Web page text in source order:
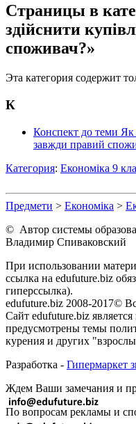
Страницы в
здійснити
споживач?»
Эта категория содержит
К
Конспект до теми Як
завжди правий
Категория: Економіка 9
Предмети > Економіка >
© Автор системы
Владимир Спиваковский
При использовании
ссылка на edufuture.biz
гиперссылка).
edufuture.biz 2008-2017©
Сайт edufuture.biz
предусмотрены темы
курения и других
Разработка - Гипермаркет
Ждем Ваши замечания и
По вопросам рекламы и